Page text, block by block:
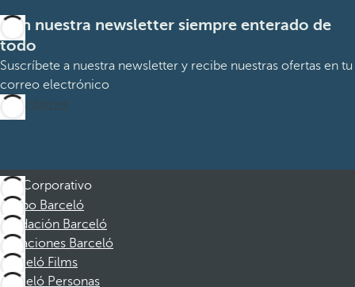
Con nuestra newsletter siempre enterado de
todo
Suscríbete a nuestra newsletter y recibe nuestras ofertas en tu
correo electrónico
Suscribirme
Corporativo
Grupo Barceló
Fundación Barceló
Vacaciones Barceló
Barceló Films
Barceló Personas